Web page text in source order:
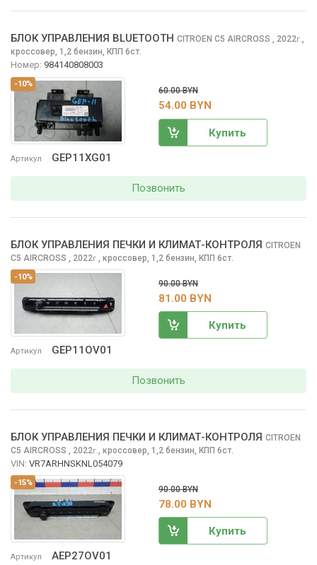
-10%
Артикул GEP11XG01
БЛОК УПРАВЛЕНИЯ BLUETOOTH CITROEN C5 AIRCROSS , 2022г.,
кроссовер, 1,2 бензин, КПП 6ст.
Номер: 984140808003
60.00 BYN
54.00 BYN
Купить
Позвонить
-10%
Артикул GEP11OV01
БЛОК УПРАВЛЕНИЯ ПЕЧКИ И КЛИМАТ-КОНТРОЛЯ CITROEN
C5 AIRCROSS
, 2022г. кроссовер, 1,2 бензин, КПП 6ст.
90.00 BYN
81.00 BYN
Купить
Позвонить
-15%
Артикул AEP27OV01
БЛОК УПРАВЛЕНИЯ ПЕЧКИ И КЛИМАТ-КОНТРОЛЯ CITROEN
C5 AIRCROSS
, 2022г. кроссовер, 1,2 бензин, КПП 6ст.
VIN: VR7ARHNSKNL054079
90.00 BYN
78.00 BYN
Купить